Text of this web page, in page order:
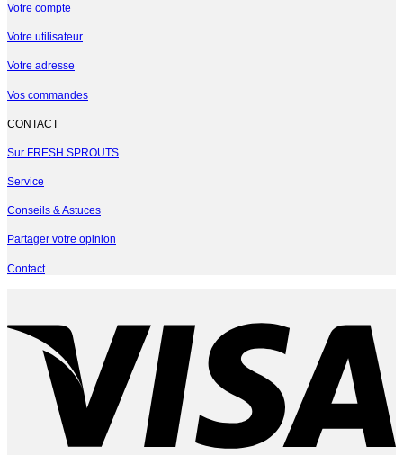
Votre compte
Votre utilisateur
Votre adresse
Vos commandes
CONTACT
Sur FRESH SPROUTS
Service
Conseils & Astuces
Partager votre opinion
Contact